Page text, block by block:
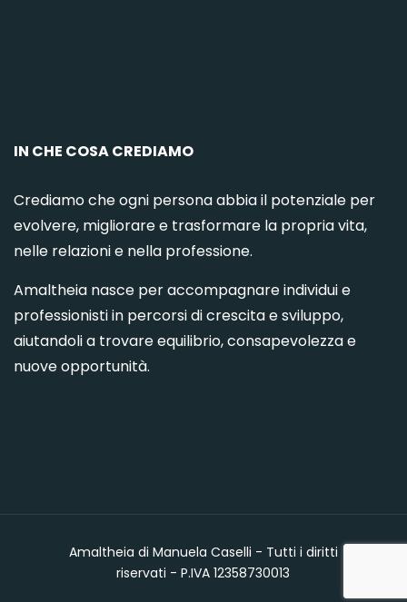
IN CHE COSA CREDIAMO
Crediamo che ogni persona abbia il potenziale per
evolvere, migliorare e trasformare la propria vita,
nelle relazioni e nella professione.
Amaltheia nasce per accompagnare individui e
professionisti in percorsi di crescita e sviluppo,
aiutandoli a trovare equilibrio, consapevolezza e
nuove opportunità.
Amaltheia di Manuela Caselli - Tutti i diritti
riservati - P.IVA 12358730013